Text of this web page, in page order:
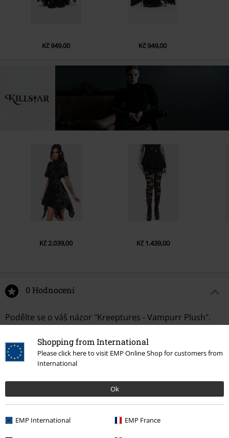
Shopping from International
Please click here to visit EMP Online Shop for customers from
International
Ok
EMP International EMP France
Kč 949,00 Kč 949,00
Kč 2.039,00 Kč 1.439,00
0 Hodnocení
Podělte se o váš názor "Kreeptures - Vampurr Plush".
Napsat hodnocení